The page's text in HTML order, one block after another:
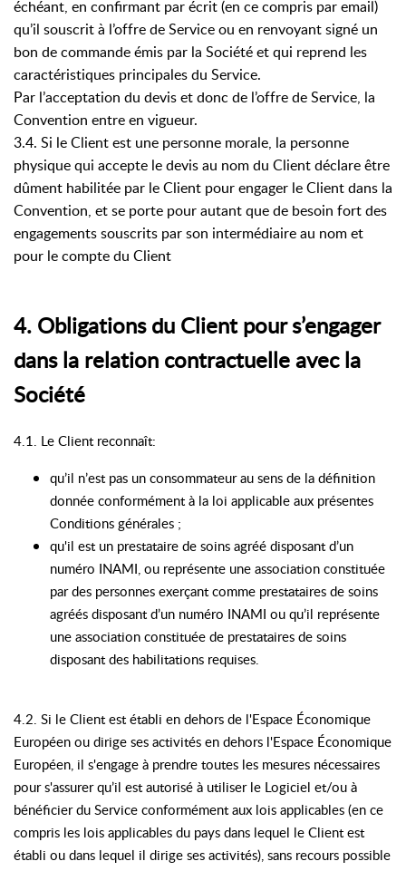
échéant, en confirmant par écrit (en ce compris par email)
qu’il souscrit à l’offre de Service ou en renvoyant signé un
bon de commande émis par la Société et qui reprend les
caractéristiques principales du Service.
Par l’acceptation du devis et donc de l’offre de Service, la
Convention entre en vigueur.
3.4. Si le Client est une personne morale, la personne
physique qui accepte le devis au nom du Client déclare être
dûment habilitée par le Client pour engager le Client dans la
Convention, et se porte pour autant que de besoin fort des
engagements souscrits par son intermédiaire au nom et
pour le compte du Client
4. Obligations du Client pour s’engager
dans la relation contractuelle avec la
Société
4.1. Le Client reconnaît:
qu’il n’est pas un consommateur au sens de la définition
donnée conformément à la loi applicable aux présentes
Conditions générales ;
qu'il est un prestataire de soins agréé disposant d’un
numéro INAMI, ou représente une association constituée
par des personnes exerçant comme prestataires de soins
agréés disposant d’un numéro INAMI ou qu’il représente
une association constituée de prestataires de soins
disposant des habilitations requises.
4.2. Si le Client est établi en dehors de l'Espace Économique
Européen ou dirige ses activités en dehors l'Espace Économique
Européen, il s'engage à prendre toutes les mesures nécessaires
pour s'assurer qu’il est autorisé à utiliser le Logiciel et/ou à
bénéficier du Service conformément aux lois applicables (en ce
compris les lois applicables du pays dans lequel le Client est
établi ou dans lequel il dirige ses activités), sans recours possible